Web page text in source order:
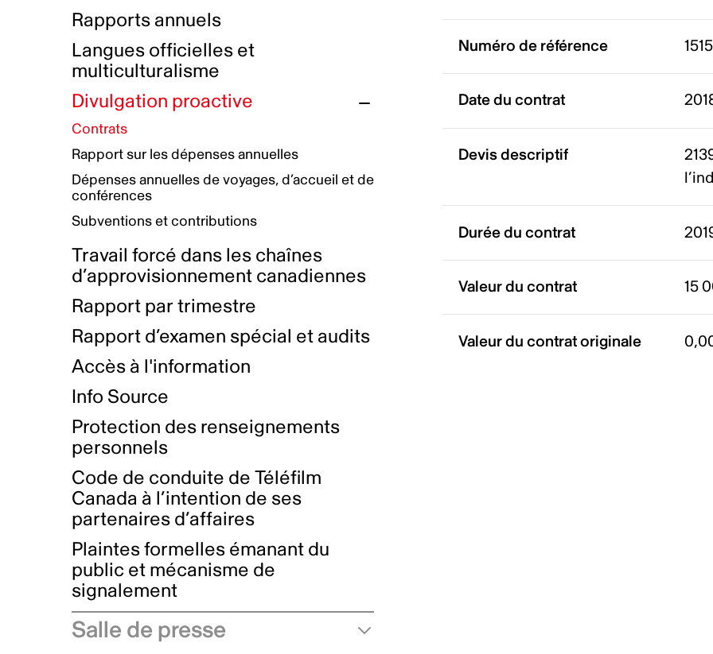
Initiatives autochtones
Plan de réconciliation autochtone
Groupe de travail autochtone
Principes directeurs sur le
harcèlement
Plan d’action pour la parité
Plan d'équité, de diversité,
d'inclusion et d'accessibilité
Boîte à outils pour le récit authentique
Collecte de données et l’auto-identification
Plan d'accessibilité
Rémunération et avantages
Prix et certifications
Nos valeurs d’entreprise
Rapports annuels
Langues officielles et
multiculturalisme
Divulgation proactive
Contrats
Rapport sur les dépenses annuelles
Dépenses annuelles de voyages, d’accueil et de
conférences
Subventions et contributions
Travail forcé dans les chaînes
d’approvisionnement canadiennes
Rapport par trimestre
Rapport d’examen spécial et audits
Accès à l'information
Info Source
Protection des renseignements
personnels
Code de conduite de Téléfilm
Canada à l’intention de ses
partenaires d’affaires
Plaintes formelles émanant du
public et mécanisme de
signalement
Salle de presse
Numéro de référence
Date du contrat
Devis descriptif
Durée du contrat
Valeur du contrat 15
Valeur du contrat originale